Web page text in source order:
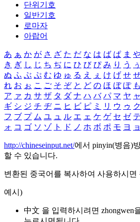
단위기호
일반기호
로마자
아랍어
あ ぁ か が さ ざ た だ な は ば ぱ ま
き ぎ し じ ち ぢ に ひ び ぴ み り う ぅ
ぬ ふ ぶ ぷ む ゆ ゅ る え ぇ け げ せ
れ お ぉ こ ご そ ぞ と ど の ほ ぼ ぽ も
ア ァ カ サ ザ タ ダ ナ ハ バ パ マ ヤ ャ
ギ シ ジ チ ヂ ニ ヒ ビ ピ ミ リ ウ ゥ ク
フ ブ プ ム ユ ュ ル エ ェ ケ ゲ セ ゼ テ
ォ コ ゴ ソ ゾ ト ド ノ ホ ボ ポ モ ヨ ョ
http://chineseinput.net/에서 pinyin(병음)
할 수 있습니다.
변환된 중국어를 복사하여 사용하시면
예시)
中文 을 입력하시려면 zhongwen